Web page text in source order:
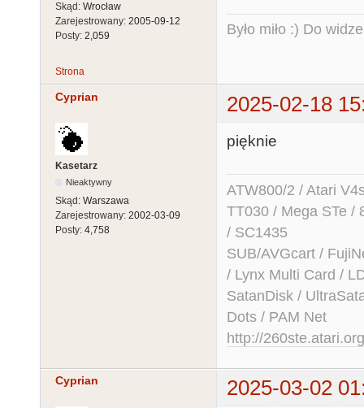
Skąd: Wrocław
Zarejestrowany: 2005-09-12
Posty: 2,059 Było miło :) Do
Strona
Cyprian 2025-02-18
Kasetarz
Nieaktywny
Skąd: Warszawa
Zarejestrowany: 2002-03-09
Posty: 4,758
pięknie
ATW800/2 / Atari
TT030 / Mega STe /
/ SC1435
SUB/AVGcart /
/ Lynx Multi Card /
SatanDisk /
Dots / PAM Net
http://260ste.atari.org
Cyprian 2025-03-02